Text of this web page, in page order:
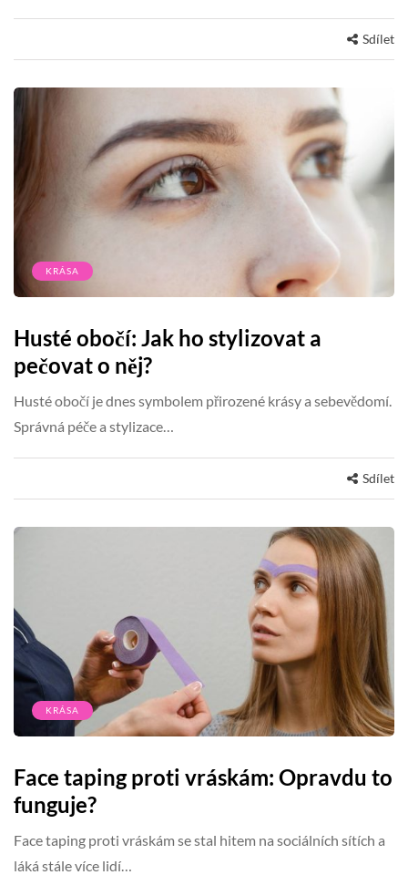
Sdílet
KRÁSA
Husté obočí: Jak ho stylizovat a
pečovat o něj?
Husté obočí je dnes symbolem přirozené krásy a sebevědomí.
Správná péče a stylizace…
Sdílet
KRÁSA
Face taping proti vráskám: Opravdu to
funguje?
Face taping proti vráskám se stal hitem na sociálních sítích a
láká stále více lidí…